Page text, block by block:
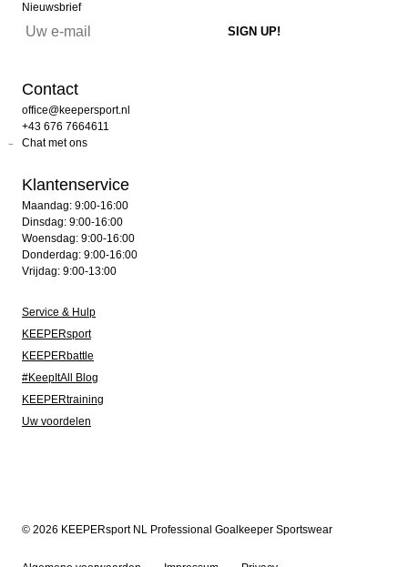
Nieuwsbrief
Contact
office@keepersport.nl
+43 676 7664611
Chat met ons
Klantenservice
Maandag: 9:00-16:00
Dinsdag: 9:00-16:00
Woensdag: 9:00-16:00
Donderdag: 9:00-16:00
Vrijdag: 9:00-13:00
Service & Hulp
KEEPERsport
KEEPERbattle
#KeepItAll Blog
KEEPERtraining
Uw voordelen
© 2026 KEEPERsport NL Professional Goalkeeper Sportswear